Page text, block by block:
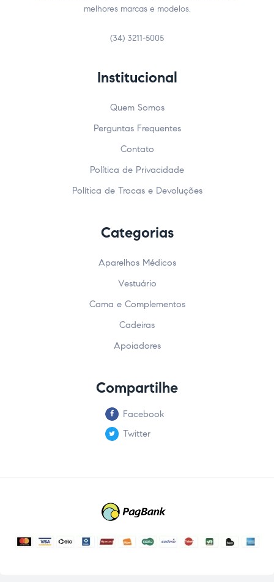
melhores marcas e modelos.
(34) 3211-5005
Institucional
Quem Somos
Perguntas Frequentes
Contato
Política de Privacidade
Política de Trocas e Devoluções
Categorias
Aparelhos Médicos
Vestuário
Cama e Complementos
Cadeiras
Apoiadores
Compartilhe
Facebook
Twitter